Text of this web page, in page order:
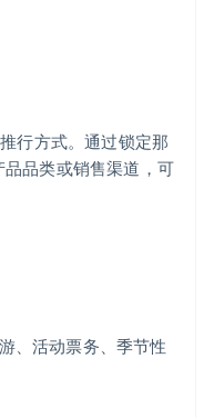
行方式。通过锁定那
品类或销售渠道，可
、活动票务、季节性